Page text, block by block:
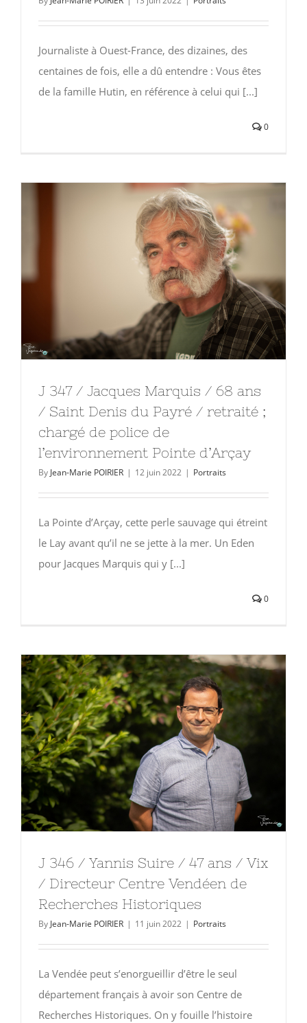
Journaliste à Ouest-France, des dizaines, des
centaines de fois, elle a dû entendre : Vous êtes
de la famille Hutin, en référence à celui qui [...]
0
J 347 / Jacques Marquis / 68 ans
/ Saint Denis du Payré / retraité ;
chargé de police de
l’environnement Pointe d’Arçay
By Jean-Marie POIRIER | 12 juin 2022 | Portraits
La Pointe d’Arçay, cette perle sauvage qui étreint
le Lay avant qu’il ne se jette à la mer. Un Eden
pour Jacques Marquis qui y [...]
0
J 346 / Yannis Suire / 47 ans / Vix
/ Directeur Centre Vendéen de
Recherches Historiques
By Jean-Marie POIRIER | 11 juin 2022 | Portraits
La Vendée peut s’enorgueillir d’être le seul
département français à avoir son Centre de
Recherches Historiques. On y fouille l’histoire